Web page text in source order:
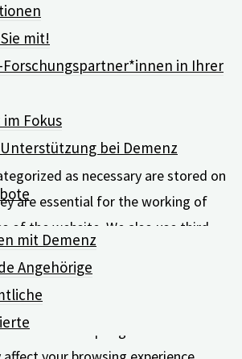
mit!
Forschungspartner*innen in Ihrer
Fokus
bei Demenz
mit Demenz
Angehörige
to improve your experience
the website. Out of these, the
as necessary are stored on
are essential for the working of
of the website. We also use third-
us analyze and understand how
These cookies will be stored in your
consent. You also have the option
But opting out of some of